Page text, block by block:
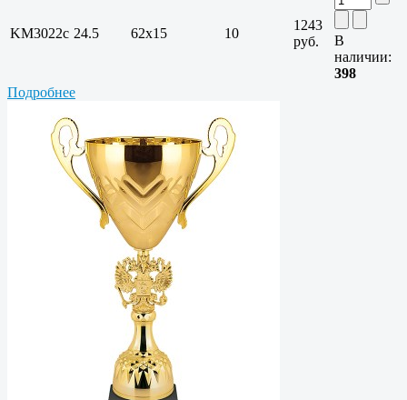
KM3022c 24.5 62х15 10
1243
руб.
В
наличии:
398
Подробнее